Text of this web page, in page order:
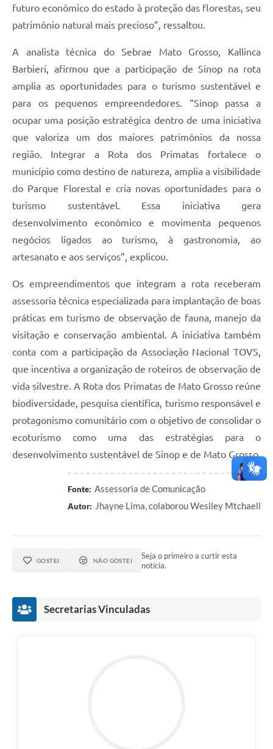
futuro econômico do estado à proteção das florestas, seu
patrimônio natural mais precioso”, ressaltou.
A analista técnica do Sebrae Mato Grosso, Kallinca
Barbieri, afirmou que a participação de Sinop na rota
amplia as oportunidades para o turismo sustentável e
para os pequenos empreendedores. “Sinop passa a
ocupar uma posição estratégica dentro de uma iniciativa
que valoriza um dos maiores patrimônios da nossa
região. Integrar a Rota dos Primatas fortalece o
município como destino de natureza, amplia a visibilidade
do Parque Florestal e cria novas oportunidades para o
turismo sustentável. Essa iniciativa gera
desenvolvimento econômico e movimenta pequenos
negócios ligados ao turismo, à gastronomia, ao
artesanato e aos serviços”, explicou.
Os empreendimentos que integram a rota receberam
assessoria técnica especializada para implantação de boas
práticas em turismo de observação de fauna, manejo da
visitação e conservação ambiental. A iniciativa também
conta com a participação da Associação Nacional TOVS,
que incentiva a organização de roteiros de observação de
vida silvestre. A Rota dos Primatas de Mato Grosso reúne
biodiversidade, pesquisa científica, turismo responsável e
protagonismo comunitário com o objetivo de consolidar o
ecoturismo como uma das estratégias para o
desenvolvimento sustentável de Sinop e de Mato Grosso.
Fonte: Assessoria de Comunicação
Autor: Jhayne Lima, colaborou Weslley Mtchaell
GOSTEI NÃO GOSTEI
Seja o primeiro a curtir esta
notícia.
Secretarias Vinculadas